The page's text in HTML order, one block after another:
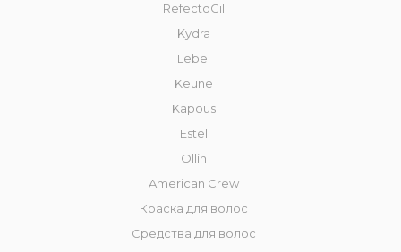
RefectoCil
Kydra
Lebel
Keune
Kapous
Estel
Ollin
American Crew
Краска для волос
Средства для волос